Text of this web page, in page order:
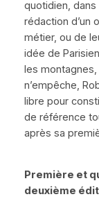
quotidien,
rédaction d’un
métier, ou de
idée de
les
n’empêche,
libre pour
de référence
après sa
Première et
deuxième